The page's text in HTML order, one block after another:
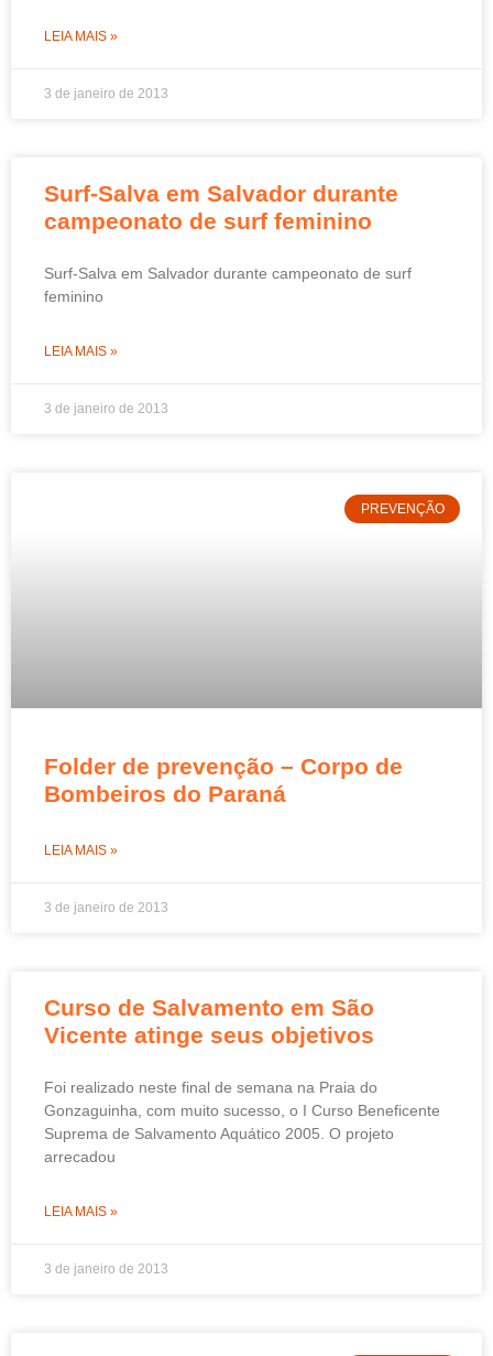
LEIA MAIS »
3 de janeiro de 2013
Surf-Salva em Salvador durante
campeonato de surf feminino
Surf-Salva em Salvador durante campeonato de surf
feminino
LEIA MAIS »
3 de janeiro de 2013
PREVENÇÃO
Folder de prevenção – Corpo de
Bombeiros do Paraná
LEIA MAIS »
3 de janeiro de 2013
Curso de Salvamento em São
Vicente atinge seus objetivos
Foi realizado neste final de semana na Praia do
Gonzaguinha, com muito sucesso, o I Curso Beneficente
Suprema de Salvamento Aquático 2005. O projeto
arrecadou
LEIA MAIS »
3 de janeiro de 2013